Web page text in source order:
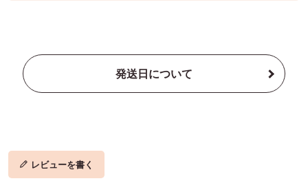
発送日について
レビューを書く